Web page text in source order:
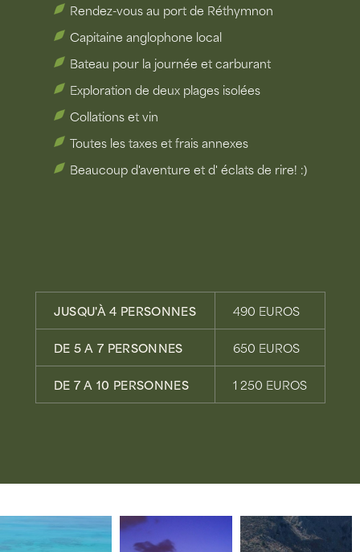
Rendez-vous au port de Réthymnon
Capitaine anglophone local
Bateau pour la journée et carburant
Exploration de deux plages isolées
Collations et vin
Toutes les taxes et frais annexes
Beaucoup d'aventure et d' éclats de rire! :)
JUSQU'À 4 PERSONNES
490 EUROS
DE 5 A 7 PERSONNES
650 EUROS
DE 7 A 10 PERSONNES
1 250 EUROS